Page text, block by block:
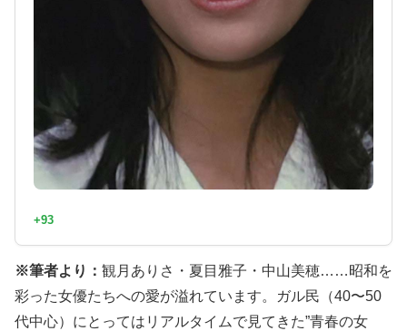
+93
※筆者より： 観月ありさ・夏目雅子・中山美穂……昭和を
彩った女優たちへの愛が溢れています。ガル民（40〜50
代中心）にとってはリアルタイムで見てきた”青春の女